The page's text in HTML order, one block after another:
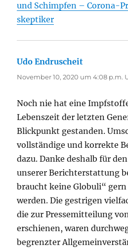
und Schimpfen – Corona-
skeptiker
Udo Endruscheit
November 10, 2020 um 4:08 p.m.
Noch nie hat eine
Lebenszeit der letzten
Blickpunkt gestanden.
vollständige und korrekte
dazu. Danke deshalb für
unserer Berichterstattung
braucht keine Globuli“
werden. Die gestrigen
die zur Pressemitteilung
erschienen, waren
begrenzter